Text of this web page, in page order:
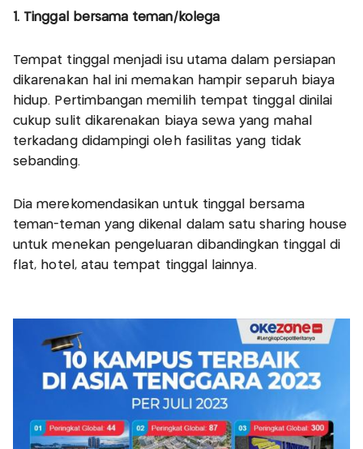
1. Tinggal bersama teman/kolega
Tempat tinggal menjadi isu utama dalam persiapan
dikarenakan hal ini memakan hampir separuh biaya
hidup. Pertimbangan memilih tempat tinggal dinilai
cukup sulit dikarenakan biaya sewa yang mahal
terkadang didampingi oleh fasilitas yang tidak
sebanding.
Dia merekomendasikan untuk tinggal bersama
teman-teman yang dikenal dalam satu sharing house
untuk menekan pengeluaran dibandingkan tinggal di
flat, hotel, atau tempat tinggal lainnya.